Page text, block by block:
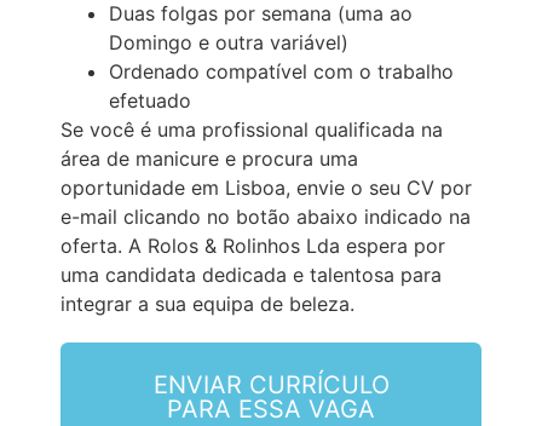
Duas folgas por semana (uma ao
Domingo e outra variável)
Ordenado compatível com o trabalho
efetuado
Se você é uma profissional qualificada na
área de manicure e procura uma
oportunidade em Lisboa, envie o seu CV por
e-mail clicando no botão abaixo indicado na
oferta. A Rolos & Rolinhos Lda espera por
uma candidata dedicada e talentosa para
integrar a sua equipa de beleza.
ENVIAR CURRÍCULO
PARA ESSA VAGA